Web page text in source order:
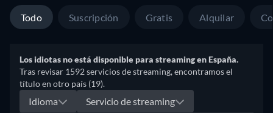
Todo Suscripción Gratis Alquilar
Los idiotas no está disponible para streaming en España.
Tras revisar 1592 servicios de streaming, encontramos el
título en otro país (19).
Idioma
Servicio de streaming